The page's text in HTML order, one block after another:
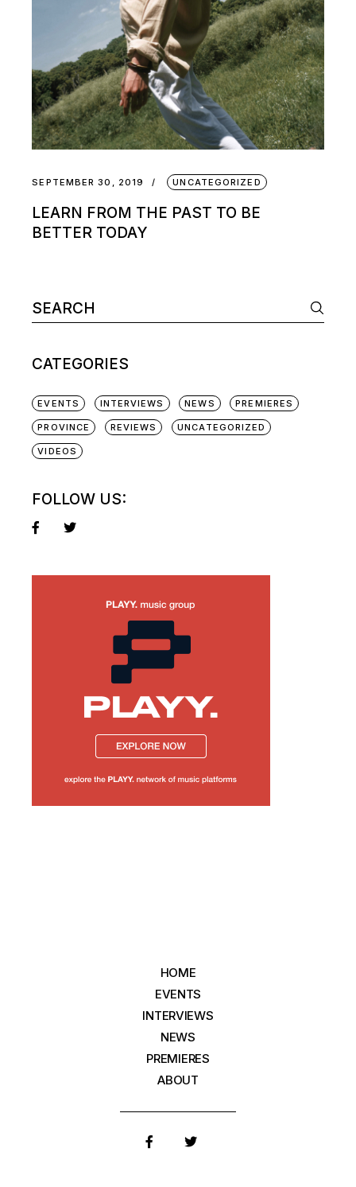
SEPTEMBER 30, 2019 UNCATEGORIZED
LEARN FROM THE PAST TO BE
BETTER TODAY
CATEGORIES
EVENTS INTERVIEWS NEWS PREMIERES
PROVINCE REVIEWS UNCATEGORIZED
VIDEOS
FOLLOW US:
HOME
EVENTS
INTERVIEWS
NEWS
PREMIERES
ABOUT